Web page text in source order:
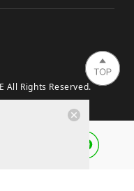
All Rights Reserved.